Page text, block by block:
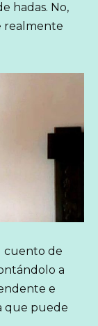
hadas. No,
realmente
cuento de
a
e
que puede